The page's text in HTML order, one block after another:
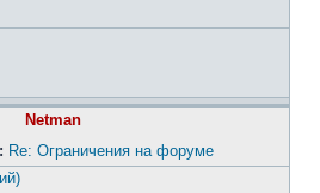
Netman
Re: Ограничения на форуме